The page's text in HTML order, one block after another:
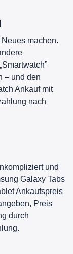
machen.
– und den
Ankauf mit
nach
und
Galaxy Tabs
Ankaufspreis
Preis
durch